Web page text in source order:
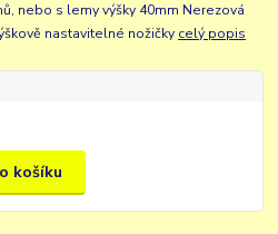
nebo s lemy výšky 40mm Nerezová
nastavitelné nožičky celý popis
košíku